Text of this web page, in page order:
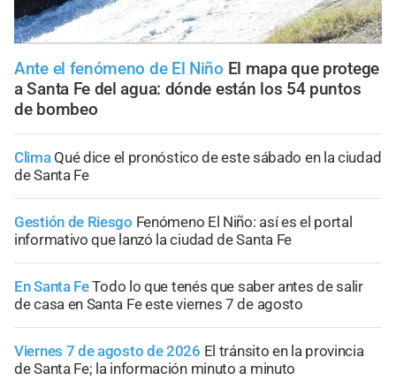
Ante el fenómeno de El Niño El mapa que protege
a Santa Fe del agua: dónde están los 54 puntos
de bombeo
Clima Qué dice el pronóstico de este sábado en la ciudad
de Santa Fe
Gestión de Riesgo Fenómeno El Niño: así es el portal
informativo que lanzó la ciudad de Santa Fe
En Santa FeTodo lo que tenés que saber antes de salir
de casa en Santa Fe este viernes 7 de agosto
Viernes 7 de agosto de 2026 El tránsito en la provincia
de Santa Fe; la información minuto a minuto